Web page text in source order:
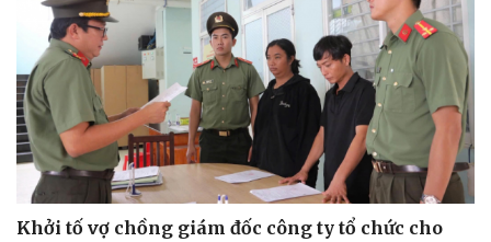
Khởi tố vợ chồng giám đốc công ty tổ chức cho